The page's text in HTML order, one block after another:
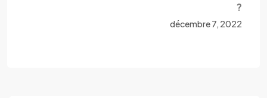
?
décembre 7, 2022